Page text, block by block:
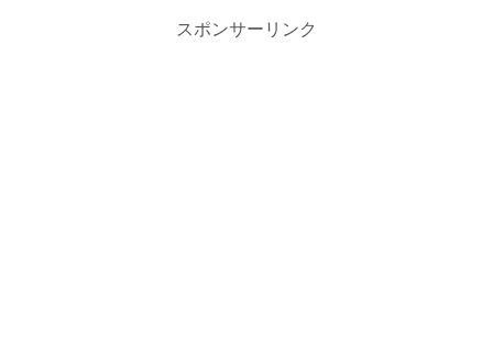
スポンサーリンク